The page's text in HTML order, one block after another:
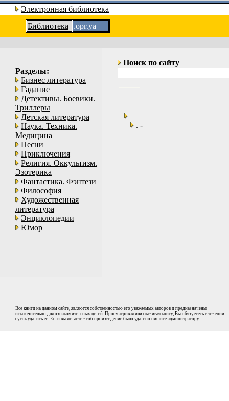
Электронная библиотека
Библиотека
.орг.уа
Разделы:
Бизнес литература
Гадание
Детективы. Боевики.
Триллеры
Детская литература
Наука. Техника.
Медицина
Песни
Приключения
Религия. Оккультизм.
Эзотерика
Фантастика. Фэнтези
Философия
Художественная
литература
Энциклопедии
Юмор
Поиск по сайту
. -
Все книги на данном сайте, являются собственностью его уважаемых авторов и предназначены
исключительно для ознакомительных целей. Просматривая или скачивая книгу, Вы обязуетесь в течении
суток удалить ее. Если вы желаете чтоб произведение было удалено пишите админитратору